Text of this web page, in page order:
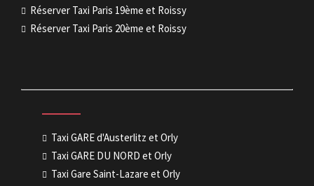
Réserver Taxi Paris 19ème et Roissy
Réserver Taxi Paris 20ème et Roissy
Taxi GARE d'Austerlitz et Orly
Taxi GARE DU NORD et Orly
Taxi Gare Saint-Lazare et Orly